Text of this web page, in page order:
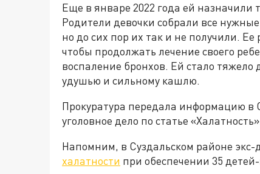
Еще в январе 2022 года ей
Родители девочки собрали все
но до сих пор их так и не получили.
чтобы продолжать лечение своего
воспаление бронхов. Ей стало
удушью и сильному кашлю.
Прокуратура передала информацию в
уголовное дело по статье
Напомним, в Суздальском районе
халатности при обеспечении 35